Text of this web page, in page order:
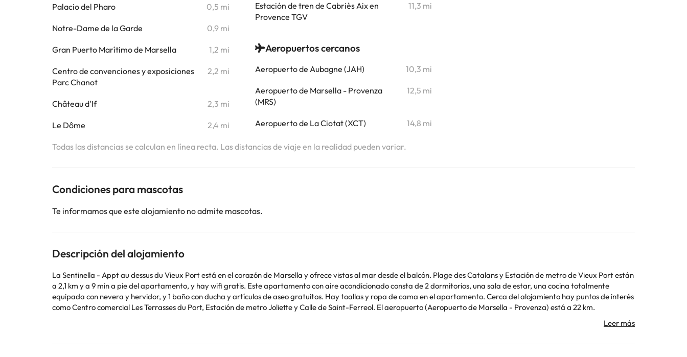
Palacio del Pharo 0,5 mi
Notre-Dame de la Garde 0,9 mi
Gran Puerto Marítimo de Marsella 1,2 mi
Centro de convenciones y exposiciones
Parc Chanot
2,2 mi
Château d'If 2,3 mi
Le Dôme 2,4 mi
Estación de tren de Cabriès Aix en
Provence TGV
11,3 mi
Aeropuertos cercanos
Aeropuerto de Aubagne (JAH) 10,3 mi
Aeropuerto de Marsella - Provenza
(MRS)
12,5 mi
Aeropuerto de La Ciotat (XCT) 14,8 mi
Todas las distancias se calculan en línea recta. Las distancias de viaje en la realidad pueden variar.
Condiciones para mascotas
Te informamos que este alojamiento no admite mascotas.
Descripción del alojamiento
La Sentinella - Appt au dessus du Vieux Port está en el corazón de Marsella y ofrece vistas al mar desde el balcón. Plage des Catalans y Estación de metro de Vieux Port están
a 2,1 km y a 9 min a pie del apartamento, y hay wifi gratis. Este apartamento con aire acondicionado consta de 2 dormitorios, una sala de estar, una cocina totalmente
equipada con nevera y hervidor, y 1 baño con ducha y artículos de aseo gratuitos. Hay toallas y ropa de cama en el apartamento. Cerca del alojamiento hay puntos de interés
como Centro comercial Les Terrasses du Port, Estación de metro Joliette y Calle de Saint-Ferreol. El aeropuerto (Aeropuerto de Marsella - Provenza) está a 22 km.